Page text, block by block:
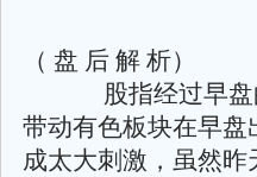
（ 盘 后 解 析）
股指经过早盘的
带动有色板块在早
成太大刺激，虽然